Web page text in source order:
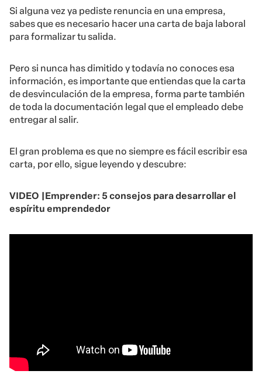
Si alguna vez ya pediste renuncia en una empresa,
sabes que es necesario hacer una carta de baja laboral
para formalizar tu salida.
Pero si nunca has dimitido y todavía no conoces esa
información, es importante que entiendas que la carta
de desvinculación de la empresa, forma parte también
de toda la documentación legal que el empleado debe
entregar al salir.
El gran problema es que no siempre es fácil escribir esa
carta, por ello, sigue leyendo y descubre:
VIDEO |Emprender: 5 consejos para desarrollar el
espíritu emprendedor